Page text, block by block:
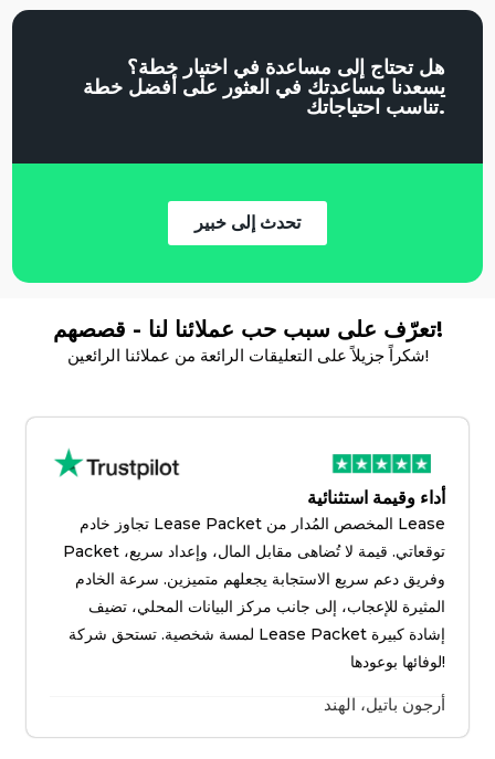
هل تحتاج إلى مساعدة في اختيار خطة؟
يسعدنا مساعدتك في العثور على أفضل خطة
تناسب احتياجاتك.
تحدث إلى خبير
تعرّف على سبب حب عملائنا لنا - قصصهم!
شكراً جزيلاً على التعليقات الرائعة من عملائنا الرائعين!
أداء وقيمة استثنائية
تجاوز خادم Lease Packet المخصص المُدار من Lease
Packet توقعاتي. قيمة لا تُضاهى مقابل المال، وإعداد سريع،
وفريق دعم سريع الاستجابة يجعلهم متميزين. سرعة الخادم
المثيرة للإعجاب، إلى جانب مركز البيانات المحلي، تضيف
لمسة شخصية. تستحق شركة Lease Packet إشادة كبيرة
لوفائها بوعودها!
أرجون باتيل، الهند